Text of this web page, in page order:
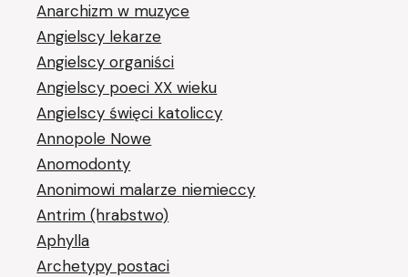
Anarchizm w muzyce
Angielscy lekarze
Angielscy organiści
Angielscy poeci XX wieku
Angielscy święci katoliccy
Annopole Nowe
Anomodonty
Anonimowi malarze niemieccy
Antrim (hrabstwo)
Aphylla
Archetypy postaci